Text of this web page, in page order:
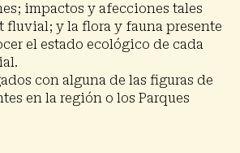
impactos y afecciones tales
fluvial; y la flora y fauna presente
el estado ecológico de cada
con alguna de las figuras de
en la región o los Parques